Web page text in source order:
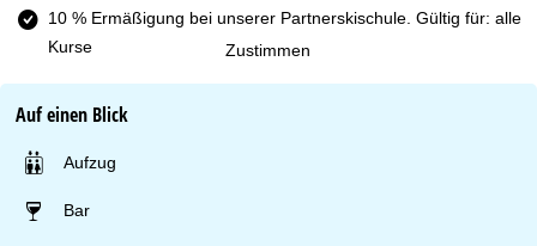
Zustimmen
10 % Ermäßigung bei unserer Partnerskischule. Gültig für: alle
Kurse
Auf einen Blick
Aufzug
Bar